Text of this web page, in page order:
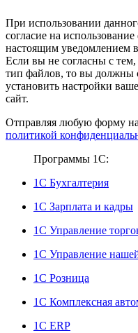
При использовании
согласие на
настоящим уведомлением
Если вы не согласны с
тип файлов, то вы должны
установить настройки
сайт.
Отправляя любую форму на
политикой
Программы 1С:
1С Бухгалтерия
1С Зарплата и кадры
1С Управление
1С Управление
1С Розница
1С Комплексная
1С ERP